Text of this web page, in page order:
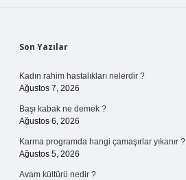
Sidebar
Son Yazılar
Kadın rahim hastalıkları nelerdir ?
Ağustos 7, 2026
Başı kabak ne demek ?
Ağustos 6, 2026
Karma programda hangi çamaşırlar yıkanır ?
Ağustos 5, 2026
Avam kültürü nedir ?